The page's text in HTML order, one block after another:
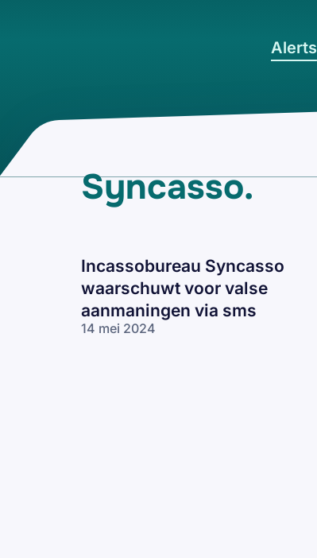
Alerts
Syncasso.
Incassobureau Syncasso
waarschuwt voor valse
aanmaningen via sms
14 mei 2024